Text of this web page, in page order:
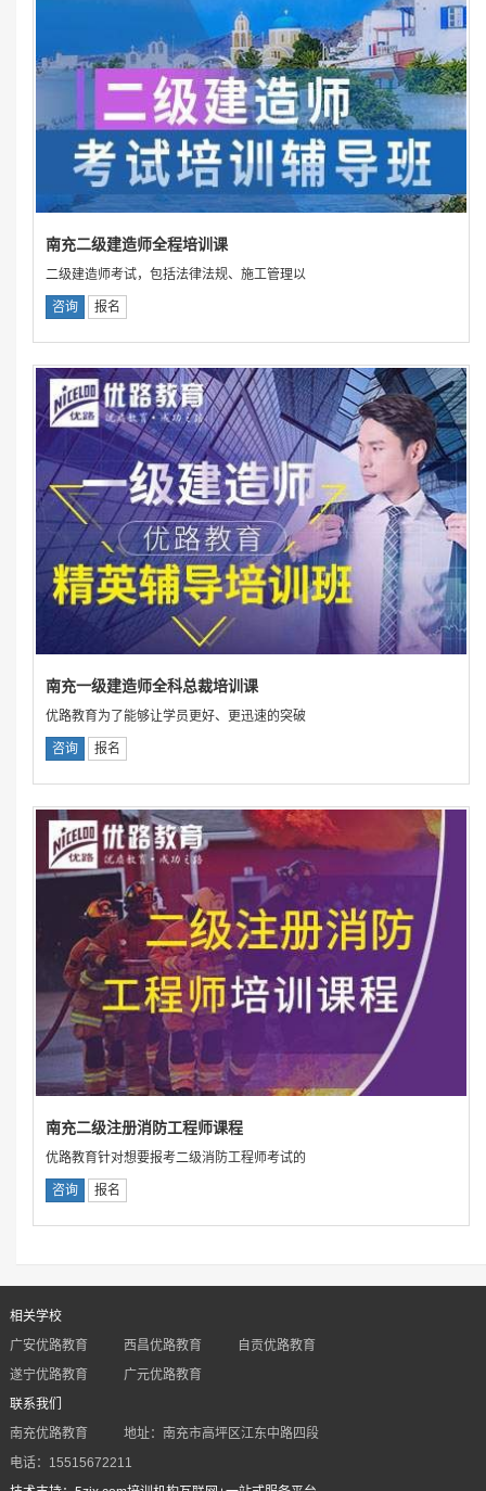
南充二级建造师全程培训课
二级建造师考试，包括法律法规、施工管理以
咨询 报名
南充一级建造师全科总裁培训课
优路教育为了能够让学员更好、更迅速的突破
咨询 报名
南充二级注册消防工程师课程
优路教育针对想要报考二级消防工程师考试的
咨询 报名
相关学校
广安优路教育
西昌优路教育
自贡优路教育
遂宁优路教育
广元优路教育
联系我们
南充优路教育
地址：南充市高坪区江东中路四段
电话：15515672211